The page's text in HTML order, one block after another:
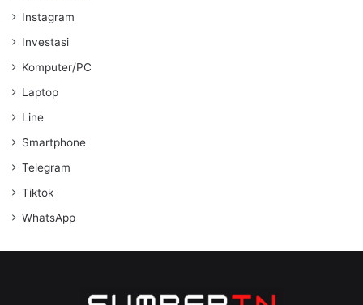
Instagram
Investasi
Komputer/PC
Laptop
Line
Smartphone
Telegram
Tiktok
WhatsApp